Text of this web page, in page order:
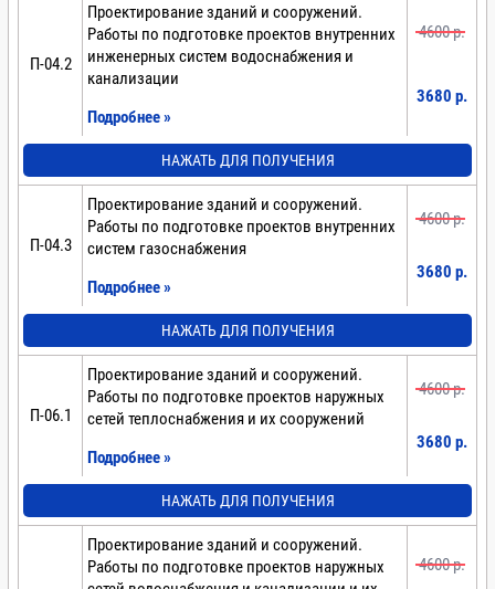
П-04.2
Проектирование зданий и сооружений.
Работы по подготовке проектов внутренних
инженерных систем водоснабжения и
канализации
Подробнее »
4600 p.
3680 p.
НАЖАТЬ ДЛЯ ПОЛУЧЕНИЯ
П-04.3
Проектирование зданий и сооружений.
Работы по подготовке проектов внутренних
систем газоснабжения
Подробнее »
4600 p.
3680 p.
НАЖАТЬ ДЛЯ ПОЛУЧЕНИЯ
П-06.1
Проектирование зданий и сооружений.
Работы по подготовке проектов наружных
сетей теплоснабжения и их сооружений
Подробнее »
4600 p.
3680 p.
НАЖАТЬ ДЛЯ ПОЛУЧЕНИЯ
Проектирование зданий и сооружений.
Работы по подготовке проектов наружных
4600 p.